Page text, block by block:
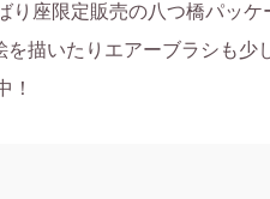
り座限定販売の八つ橋パッケ
描いたりエアーブラシも少